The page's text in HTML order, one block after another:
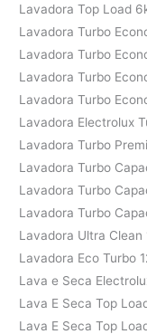
Lavadora Top Load
Lavadora Turbo
Lavadora Turbo
Lavadora Turbo
Lavadora Turbo
Lavadora Electrolux
Lavadora Turbo
Lavadora Turbo
Lavadora Turbo
Lavadora Turbo
Lavadora Ultra Clean
Lavadora Eco Turbo
Lava e Seca
Lava E Seca Top
Lava E Seca Top